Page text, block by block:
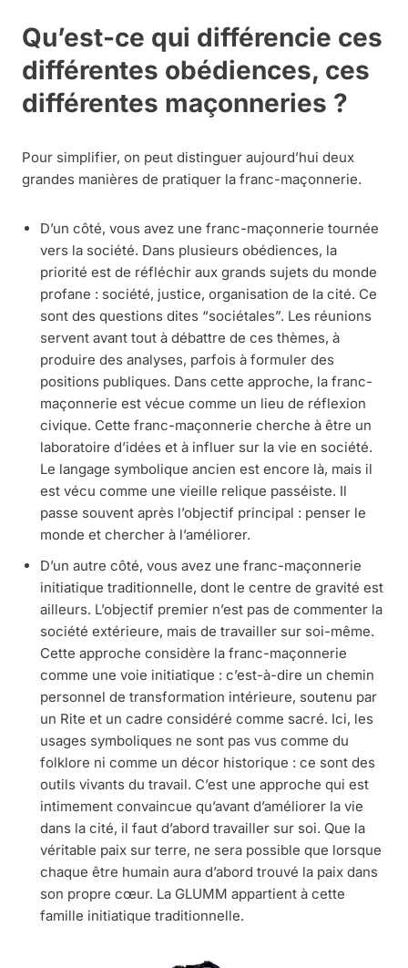
Qu’est-ce qui différencie ces
différentes obédiences, ces
différentes maçonneries ?
Pour simplifier, on peut distinguer aujourd’hui deux
grandes manières de pratiquer la franc-maçonnerie.
D’un côté, vous avez une franc-maçonnerie tournée
vers la société. Dans plusieurs obédiences, la
priorité est de réfléchir aux grands sujets du monde
profane : société, justice, organisation de la cité. Ce
sont des questions dites “sociétales”. Les réunions
servent avant tout à débattre de ces thèmes, à
produire des analyses, parfois à formuler des
positions publiques. Dans cette approche, la franc-
maçonnerie est vécue comme un lieu de réflexion
civique. Cette franc-maçonnerie cherche à être un
laboratoire d’idées et à influer sur la vie en société.
Le langage symbolique ancien est encore là, mais il
est vécu comme une vieille relique passéiste. Il
passe souvent après l’objectif principal : penser le
monde et chercher à l’améliorer.
D’un autre côté, vous avez une franc-maçonnerie
initiatique traditionnelle, dont le centre de gravité est
ailleurs. L’objectif premier n’est pas de commenter la
société extérieure, mais de travailler sur soi-même.
Cette approche considère la franc-maçonnerie
comme une voie initiatique : c’est-à-dire un chemin
personnel de transformation intérieure, soutenu par
un Rite et un cadre considéré comme sacré. Ici, les
usages symboliques ne sont pas vus comme du
folklore ni comme un décor historique : ce sont des
outils vivants du travail. C’est une approche qui est
intimement convaincue qu’avant d’améliorer la vie
dans la cité, il faut d’abord travailler sur soi. Que la
véritable paix sur terre, ne sera possible que lorsque
chaque être humain aura d’abord trouvé la paix dans
son propre cœur. La GLUMM appartient à cette
famille initiatique traditionnelle.